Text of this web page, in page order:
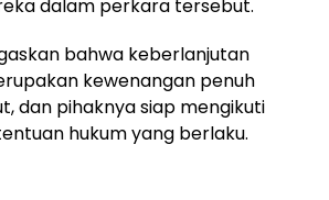
dalam perkara tersebut.
bahwa keberlanjutan
kewenangan penuh
dan pihaknya siap mengikuti
hukum yang berlaku.